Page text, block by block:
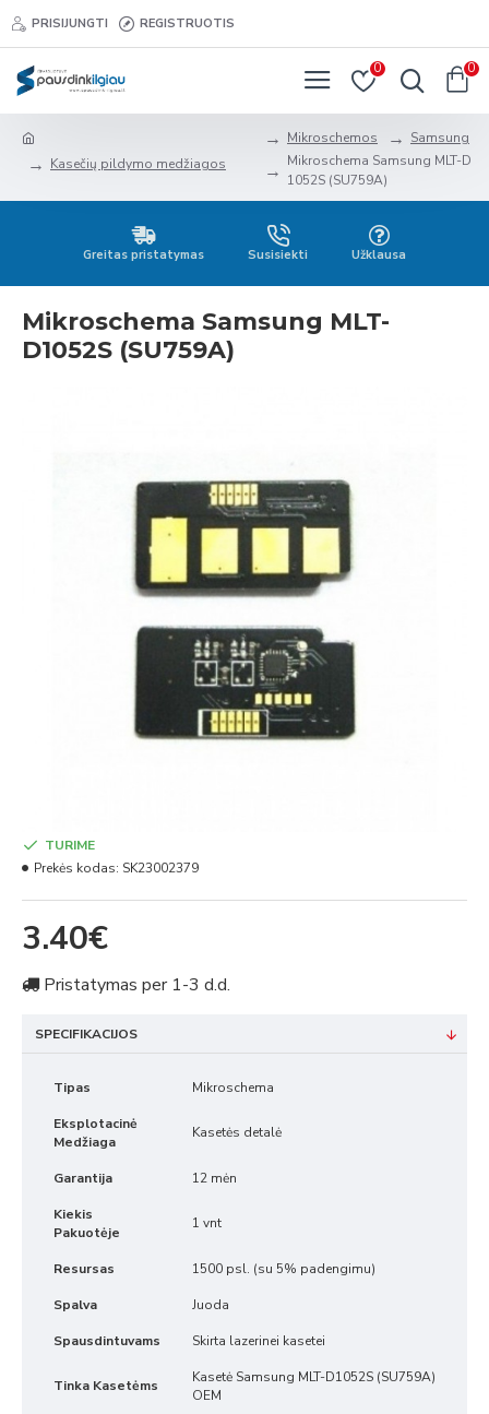
PRISIJUNGTI REGISTRUOTIS
0 0
Kasečių pildymo medžiagos
Mikroschemos
Samsung
Mikroschema Samsung MLT-D
1052S (SU759A)
Greitas pristatymas Susisiekti Užklausa
Mikroschema Samsung MLT-
D1052S (SU759A)
3.40€
TURIME
Prekės kodas: SK23002379
Pristatymas per 1-3 d.d.
SPECIFIKACIJOS
Tipas Mikroschema
Eksplotacinė
Medžiaga
Kasetės detalė
Garantija 12 mėn
Kiekis
Pakuotėje
1 vnt
Resursas 1500 psl. (su 5% padengimu)
Spalva Juoda
Spausdintuvams Skirta lazerinei kasetei
Tinka Kasetėms
Kasetė Samsung MLT-D1052S (SU759A)
OEM